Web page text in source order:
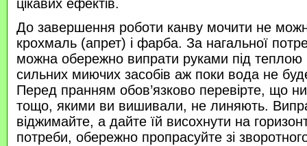
цікавих ефектів.
До завершення роботи канву мочити не
крохмаль (апрет) і фарба. За нагальної
можна обережно випрати руками під
сильних миючих засобів аж поки вода не
Перед пранням обов’язково перевірте, що
тощо, якими ви вишивали, не линяють.
віджимайте, а дайте їй висохнути на
потреби, обережно пропрасуйте зі